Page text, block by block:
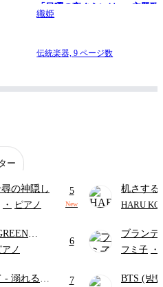
「日曜の夜ぐらいは...」主題歌
GREEN APPLE
織姫
伝統楽器,9 ページ数
ー
の神隠し
・ ピアノ
アノ
- 溺れるナ
5
New
机さする
HARU
6
ブラン
ハン・ゼ
フミ子 ・
7
BTS (방